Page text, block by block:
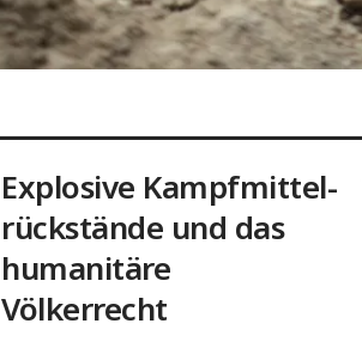
Explosive Kampfmittel-
rückstände und das
humanitäre
Völkerrecht